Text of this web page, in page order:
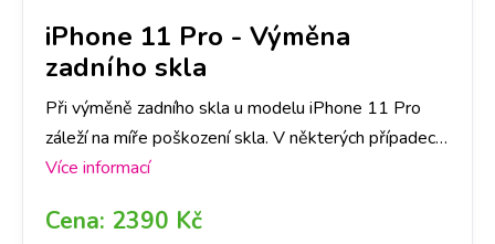
iPhone 11 Pro - Výměna
zadního skla
Při výměně zadního skla u modelu iPhone 11 Pro
záleží na míře poškození skla. V některých případech
je nutné vyměnit celý zadní kryt. Stačí se u nás
Vzhledem k nutnosti separace skla se jedná o
Více informací
Cena: 2390 Kč